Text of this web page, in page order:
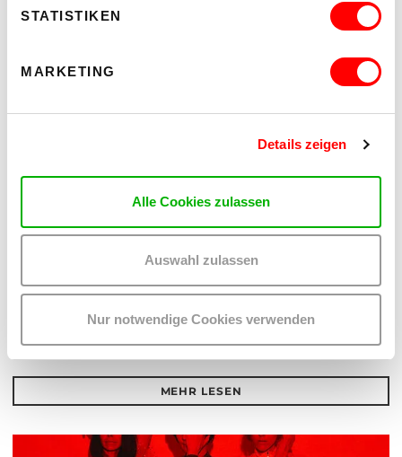
STATISTIKEN
MARKETING
Details zeigen
Alle Cookies zulassen
Auswahl zulassen
Nur notwendige Cookies verwenden
Hof
MEHR LESEN